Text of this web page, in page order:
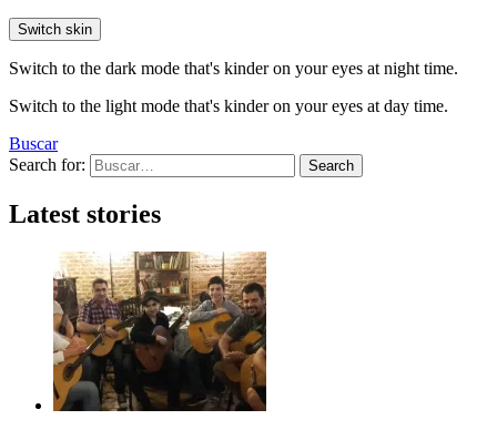
Switch skin
Switch to the dark mode that's kinder on your eyes at night time.
Switch to the light mode that's kinder on your eyes at day time.
Buscar
Search for:
Search
Latest stories